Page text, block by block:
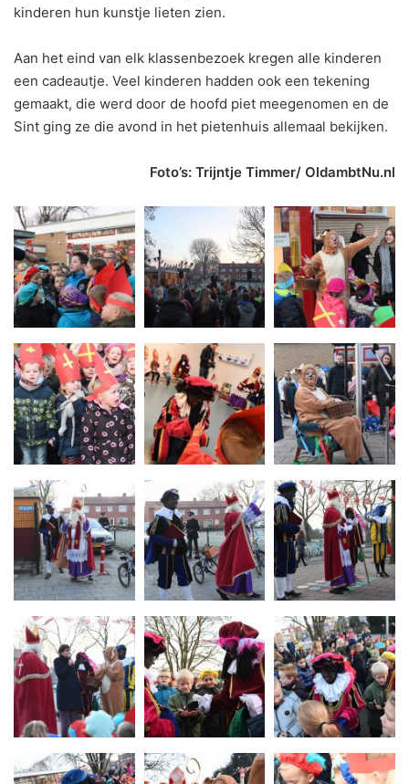
kinderen hun kunstje lieten zien.
Aan het eind van elk klassenbezoek kregen alle kinderen
een cadeautje. Veel kinderen hadden ook een tekening
gemaakt, die werd door de hoofd piet meegenomen en de
Sint ging ze die avond in het pietenhuis allemaal bekijken.
Foto’s: Trijntje Timmer/ OldambtNu.nl